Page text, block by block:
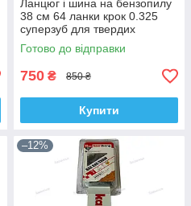
Ланцюг і шина на бензопилу
38 см 64 ланки крок 0.325
суперзуб для твердих
порід/Kamberg
Готово до відправки
750 ₴ 850 ₴
Купити
–12%